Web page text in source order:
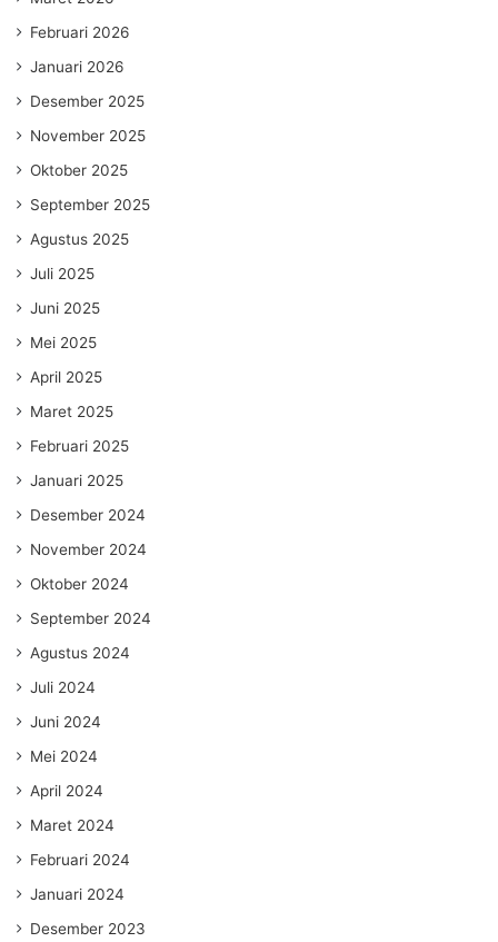
Februari 2026
Januari 2026
Desember 2025
November 2025
Oktober 2025
September 2025
Agustus 2025
Juli 2025
Juni 2025
Mei 2025
April 2025
Maret 2025
Februari 2025
Januari 2025
Desember 2024
November 2024
Oktober 2024
September 2024
Agustus 2024
Juli 2024
Juni 2024
Mei 2024
April 2024
Maret 2024
Februari 2024
Januari 2024
Desember 2023